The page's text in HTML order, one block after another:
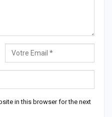
in this browser for the next